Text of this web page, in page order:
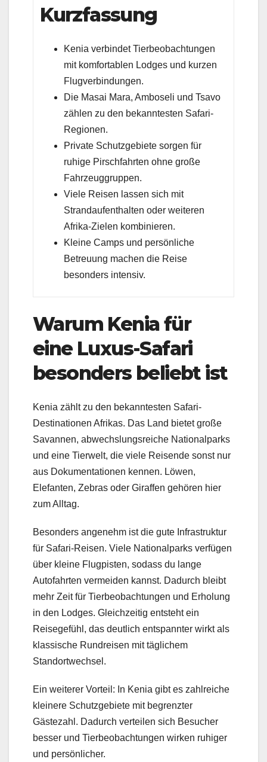
Kurzfassung
Kenia verbindet Tierbeobachtungen
mit komfortablen Lodges und kurzen
Flugverbindungen.
Die Masai Mara, Amboseli und Tsavo
zählen zu den bekanntesten Safari-
Regionen.
Private Schutzgebiete sorgen für
ruhige Pirschfahrten ohne große
Fahrzeuggruppen.
Viele Reisen lassen sich mit
Strandaufenthalten oder weiteren
Afrika-Zielen kombinieren.
Kleine Camps und persönliche
Betreuung machen die Reise
besonders intensiv.
Warum Kenia für
eine Luxus-Safari
besonders beliebt ist
Kenia zählt zu den bekanntesten Safari-
Destinationen Afrikas. Das Land bietet große
Savannen, abwechslungsreiche Nationalparks
und eine Tierwelt, die viele Reisende sonst nur
aus Dokumentationen kennen. Löwen,
Elefanten, Zebras oder Giraffen gehören hier
zum Alltag.
Besonders angenehm ist die gute Infrastruktur
für Safari-Reisen. Viele Nationalparks verfügen
über kleine Flugpisten, sodass du lange
Autofahrten vermeiden kannst. Dadurch bleibt
mehr Zeit für Tierbeobachtungen und Erholung
in den Lodges. Gleichzeitig entsteht ein
Reisegefühl, das deutlich entspannter wirkt als
klassische Rundreisen mit täglichem
Standortwechsel.
Ein weiterer Vorteil: In Kenia gibt es zahlreiche
kleinere Schutzgebiete mit begrenzter
Gästezahl. Dadurch verteilen sich Besucher
besser und Tierbeobachtungen wirken ruhiger
und persönlicher.